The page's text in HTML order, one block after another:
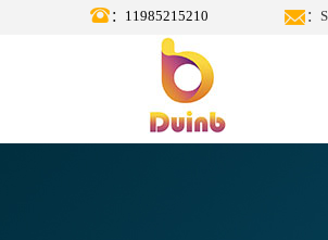
：11985215210 ：